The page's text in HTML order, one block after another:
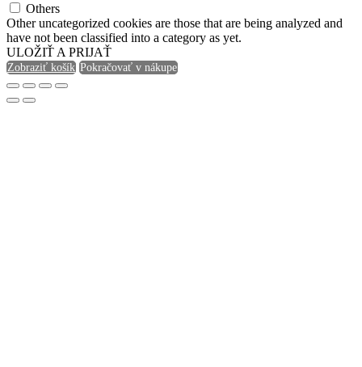
Others
Other uncategorized cookies are those that are being analyzed and
have not been classified into a category as yet.
ULOŽIŤ A PRIJAŤ
Zobraziť košík Pokračovať v nákupe